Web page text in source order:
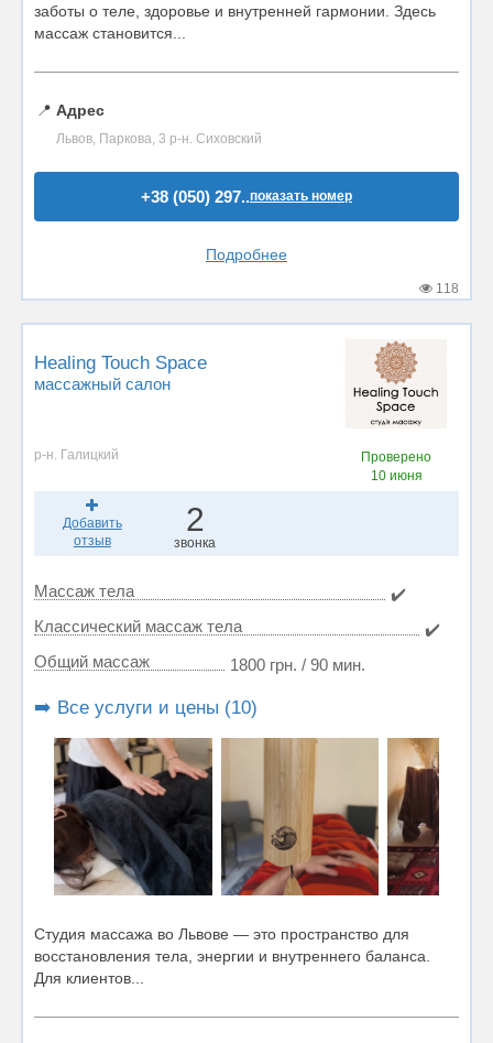
заботы о теле, здоровье и внутренней гармонии. Здесь
массаж становится...
📍 Адрес
Львов, Паркова, 3 р-н. Сиховский
+38 (050) 297..показать номер
Подробнее
118
Healing Touch Space
массажный салон
р-н. Галицкий
Проверено
10 июня
Добавить
отзыв
2
звонка
Массаж тела
✔️
Классический массаж тела
✔️
Общий массаж
1800 грн. / 90 мин.
➡️ Все услуги и цены (10)
Студия массажа во Львове — это пространство для
восстановления тела, энергии и внутреннего баланса.
Для клиентов...